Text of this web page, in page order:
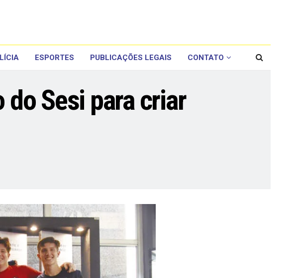
ESPORTES PUBLICAÇÕES LEGAIS CONTATO
Sesi para criar